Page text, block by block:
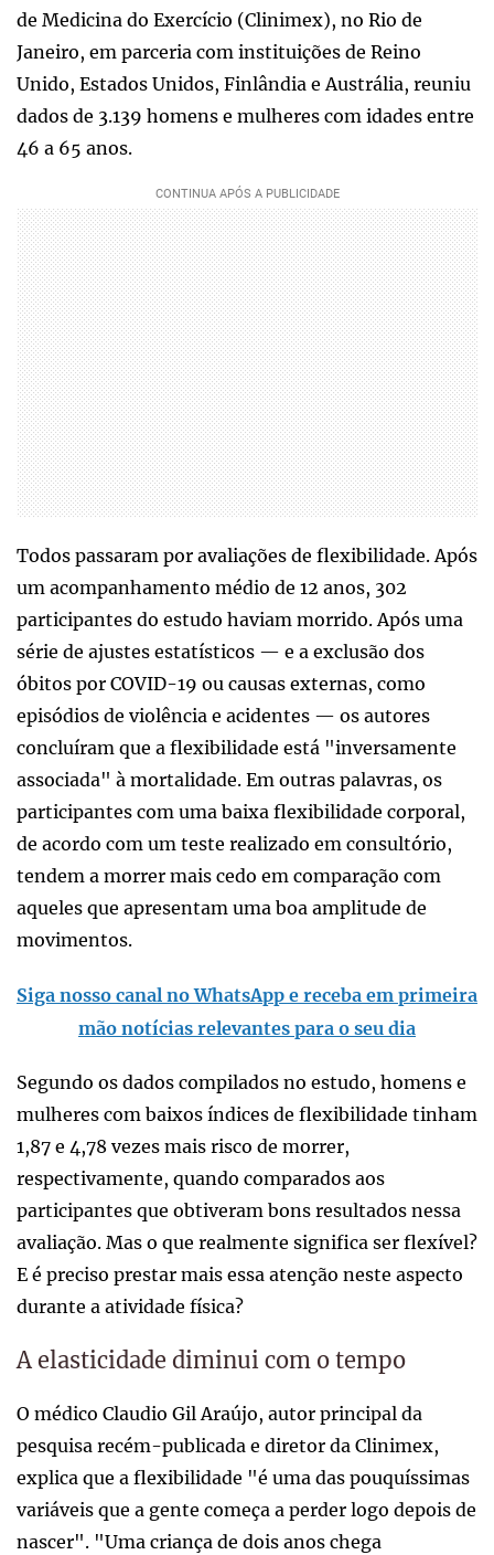
de Medicina do Exercício (Clinimex), no Rio de
Janeiro, em parceria com instituições de Reino
Unido, Estados Unidos, Finlândia e Austrália, reuniu
dados de 3.139 homens e mulheres com idades entre
46 a 65 anos.
Todos passaram por avaliações de flexibilidade. Após
um acompanhamento médio de 12 anos, 302
participantes do estudo haviam morrido. Após uma
série de ajustes estatísticos — e a exclusão dos
óbitos por COVID-19 ou causas externas, como
episódios de violência e acidentes — os autores
concluíram que a flexibilidade está "inversamente
associada" à mortalidade. Em outras palavras, os
participantes com uma baixa flexibilidade corporal,
de acordo com um teste realizado em consultório,
tendem a morrer mais cedo em comparação com
aqueles que apresentam uma boa amplitude de
movimentos.
Siga nosso canal no WhatsApp e receba em primeira
mão notícias relevantes para o seu dia
Segundo os dados compilados no estudo, homens e
mulheres com baixos índices de flexibilidade tinham
1,87 e 4,78 vezes mais risco de morrer,
respectivamente, quando comparados aos
participantes que obtiveram bons resultados nessa
avaliação. Mas o que realmente significa ser flexível?
E é preciso prestar mais essa atenção neste aspecto
durante a atividade física?
A elasticidade diminui com o tempo
O médico Claudio Gil Araújo, autor principal da
pesquisa recém-publicada e diretor da Clinimex,
explica que a flexibilidade "é uma das pouquíssimas
variáveis que a gente começa a perder logo depois de
nascer". "Uma criança de dois anos chega